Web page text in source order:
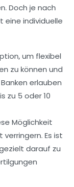
Doch je nach
eine individuelle
um flexibel
zu können und
erlauben
zu 5 oder 10
Möglichkeit
Es ist
darauf zu